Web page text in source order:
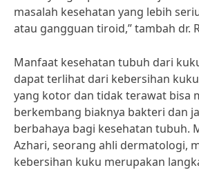
masalah kesehatan yang lebih
atau gangguan tiroid,” tambah dr.
Manfaat kesehatan tubuh dari
dapat terlihat dari kebersihan
yang kotor dan tidak terawat bisa
berkembang biaknya bakteri dan
berbahaya bagi kesehatan tubuh.
Azhari, seorang ahli dermatologi,
kebersihan kuku merupakan